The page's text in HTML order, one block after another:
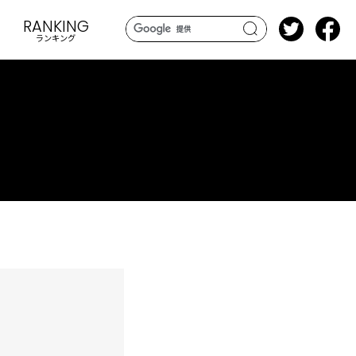
search
RANKING
ランキング